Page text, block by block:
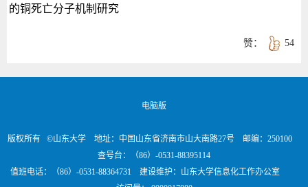
的铜死亡分子机制研究
54
赞：
电脑版
版权所有 ©山东大学 地址：中国山东省济南市山大南路27号 邮编：250100
查号台：（86）-0531-88395114
值班电话：（86）-0531-88364731 建设维护：山东大学信息化工作办公室